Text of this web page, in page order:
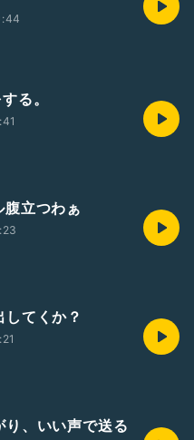
る。
立つわぁ
てくか？
、いい声で送る